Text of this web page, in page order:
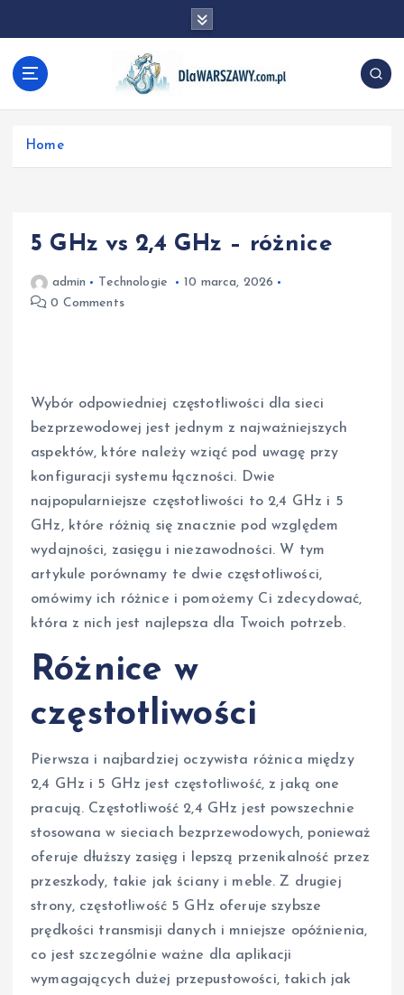
o
Home
5 GHz vs 2,4 GHz – różnice
admin Technologie
10 marca, 2026
0 Comments
Wybór odpowiedniej częstotliwości dla sieci
bezprzewodowej jest jednym z najważniejszych
aspektów, które należy wziąć pod uwagę przy
konfiguracji systemu łączności. Dwie
najpopularniejsze częstotliwości to 2,4 GHz i 5
GHz, które różnią się znacznie pod względem
wydajności, zasięgu i niezawodności. W tym
artykule porównamy te dwie częstotliwości,
omówimy ich różnice i pomożemy Ci zdecydować,
która z nich jest najlepsza dla Twoich potrzeb.
Różnice w
częstotliwości
Pierwsza i najbardziej oczywista różnica między
2,4 GHz i 5 GHz jest częstotliwość, z jaką one
pracują. Częstotliwość 2,4 GHz jest powszechnie
stosowana w sieciach bezprzewodowych, ponieważ
oferuje dłuższy zasięg i lepszą przenikalność przez
przeszkody, takie jak ściany i meble. Z drugiej
strony, częstotliwość 5 GHz oferuje szybsze
prędkości transmisji danych i mniejsze opóźnienia,
co jest szczególnie ważne dla aplikacji
wymagających dużej przepustowości, takich jak